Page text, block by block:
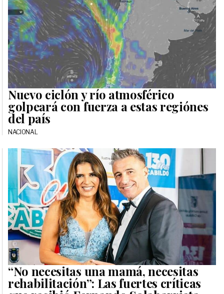
Nuevo ciclón y río atmosférico
golpeará con fuerza a estas regiónes
del país
NACIONAL
“No necesitas una mamá, necesitas
rehabilitación”: Las fuertes críticas